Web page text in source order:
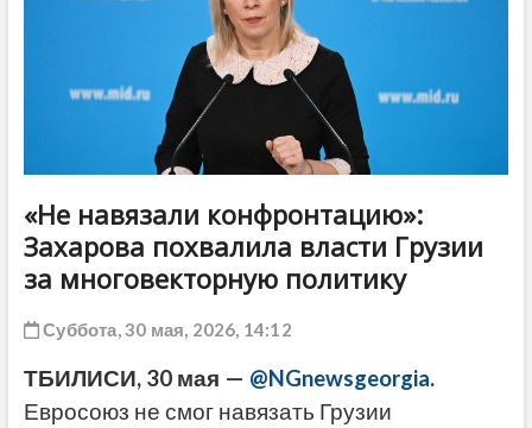
«Не навязали конфронтацию»:
Захарова похвалила власти Грузии
за многовекторную политику
Суббота, 30 мая, 2026, 14:12
ТБИЛИСИ, 30 мая — @NGnewsgeorgia.
Евросоюз не смог навязать Грузии